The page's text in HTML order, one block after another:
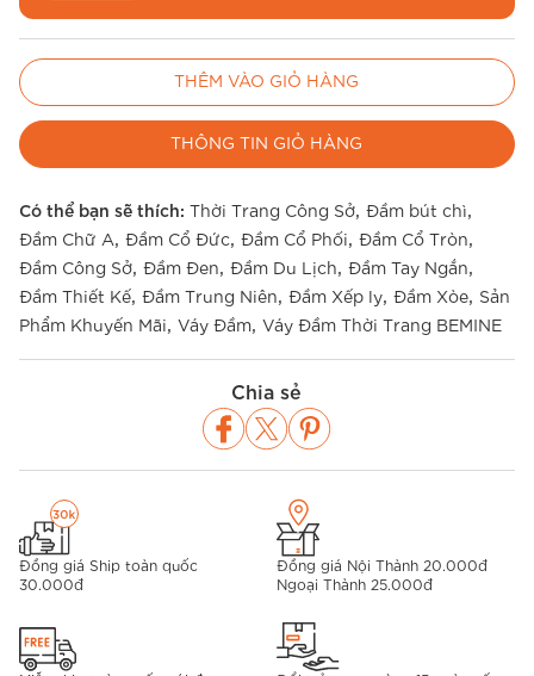
Nhập mãBE26MUAđể miễn phí vận chuyển
Điều kiện
THÊM VÀO GIỎ HÀNG
THÔNG TIN GIỎ HÀNG
Có thể bạn sẽ thích: Thời Trang Công Sở, Đầm bút chì,
Đầm Chữ A, Đầm Cổ Đức, Đầm Cổ Phối, Đầm Cổ Tròn,
Đầm Công Sở, Đầm Đen, Đầm Du Lịch, Đầm Tay Ngắn,
Đầm Thiết Kế, Đầm Trung Niên, Đầm Xếp ly, Đầm Xòe, Sản
Phẩm Khuyến Mãi, Váy Đầm, Váy Đầm Thời Trang BEMINE
Chia sẻ
Đồng giá Ship toàn quốc
30.000đ
Đồng giá Nội Thành 20.000đ
Ngoại Thành 25.000đ